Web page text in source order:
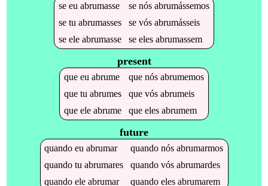
se eu abrumasse se nós abrumássemos
se tu abrumasses se vós abrumásseis
se ele abrumasse se eles abrumassem
present
que eu abrume que nós abrumemos
que tu abrumes que vós abrumeis
que ele abrume que eles abrumem
future
quandoeuabrumar quandonósabrumarmos
quandotuabrumares quandovósabrumardes
quandoeleabrumar quandoelesabrumarem